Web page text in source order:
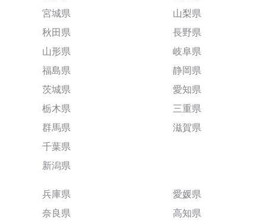
宮城県
秋田県
山形県
福島県
茨城県
栃木県
群馬県
千葉県
新潟県
山梨県
長野県
岐阜県
静岡県
愛知県
三重県
滋賀県
兵庫県
奈良県
愛媛県
高知県